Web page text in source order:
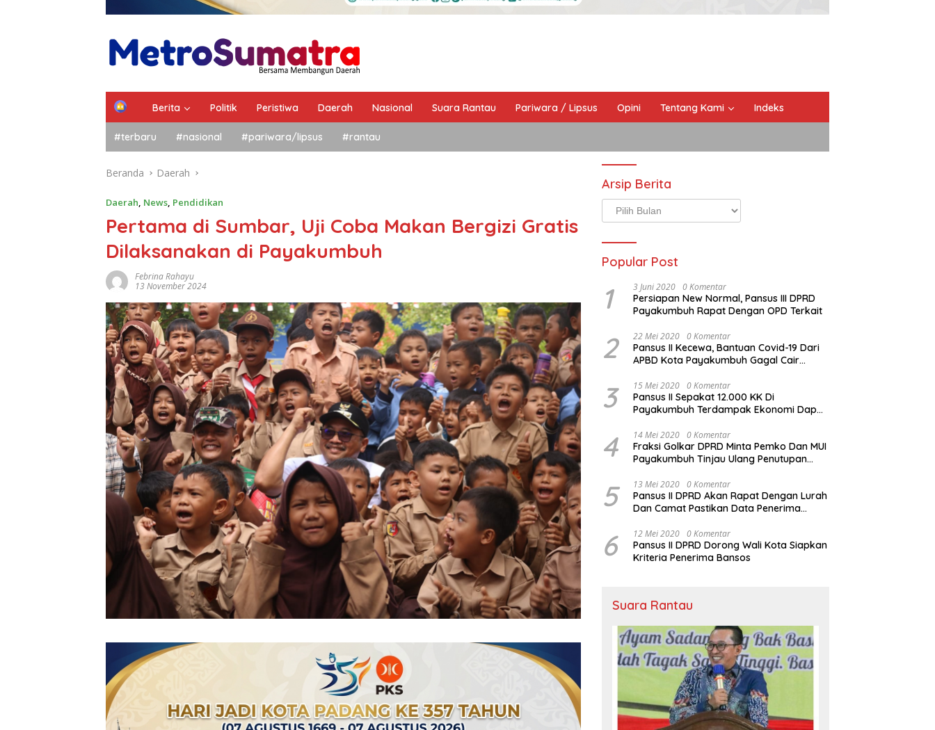
Berita Politik Peristiwa Daerah Nasional Suara Rantau Pariwara / Lipsus Opini Tentang Kami Indeks
#terbaru #nasional #pariwara/lipsus #rantau
Beranda Daerah
Daerah, News, Pendidikan
Pertama di Sumbar, Uji Coba Makan Bergizi Gratis
Dilaksanakan di Payakumbuh
Febrina Rahayu
13 November 2024
Arsip Berita
Arsip
Berita
Popular Post
1 3 Juni 2020 0 Komentar
Persiapan New Normal, Pansus III DPRD
Payakumbuh Rapat Dengan OPD Terkait
2 22 Mei 2020 0 Komentar
Pansus II Kecewa, Bantuan Covid-19 Dari
APBD Kota Payakumbuh Gagal Cair
3 15 Mei 2020 0 Komentar
Pansus II Sepakat 12.000 KK Di
Payakumbuh Terdampak Ekonomi Dapat
4 14 Mei 2020 0 Komentar
Fraksi Golkar DPRD Minta Pemko Dan MUI
Payakumbuh Tinjau Ulang Penutupan
5 13 Mei 2020 0 Komentar
Pansus II DPRD Akan Rapat Dengan Lurah
Dan Camat Pastikan Data Penerima
6 12 Mei 2020 0 Komentar
Pansus II DPRD Dorong Wali Kota Siapkan
Kriteria Penerima Bansos
Suara Rantau